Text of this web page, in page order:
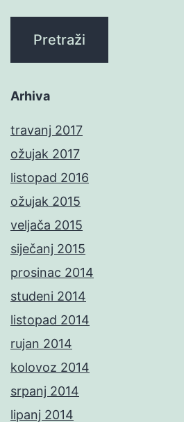
Arhiva
travanj 2017
ožujak 2017
listopad 2016
ožujak 2015
veljača 2015
siječanj 2015
prosinac 2014
studeni 2014
listopad 2014
rujan 2014
kolovoz 2014
srpanj 2014
lipanj 2014